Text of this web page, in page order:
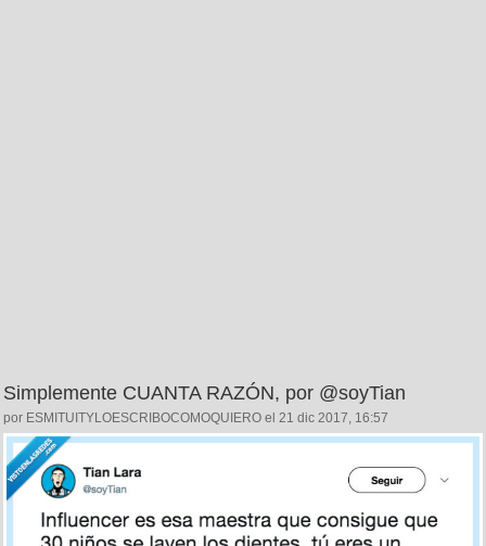
Simplemente CUANTA RAZÓN, por @soyTian
por ESMITUITYLOESCRIBOCOMOQUIERO el 21 dic 2017, 16:57